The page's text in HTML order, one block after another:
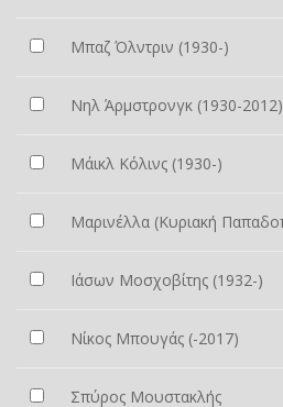
Μπαζ Όλντριν (1930-)
Νηλ Άρμστρονγκ (1930-2012)
Μάικλ Κόλινς (1930-)
Μαρινέλλα (Κυριακή
Ιάσων Μοσχοβίτης (1932-)
Νίκος Μπουγάς (-2017)
Σπύρος Μουστακλής